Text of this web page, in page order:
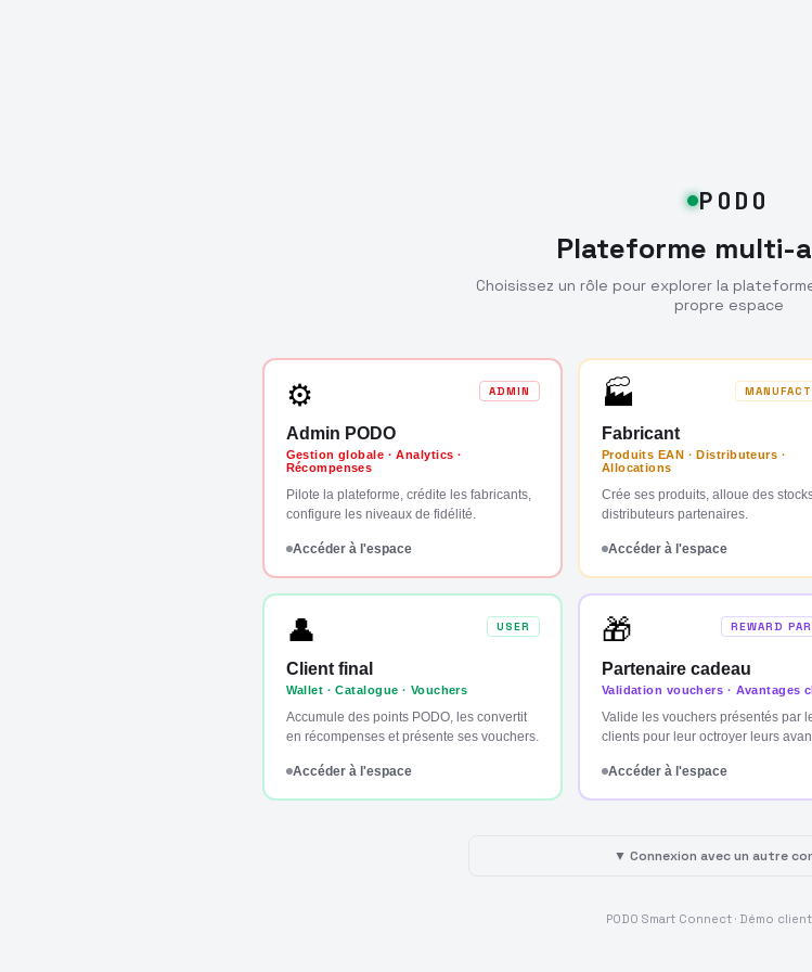
PODO
Plateforme multi-
Choisissez un rôle pour explorer la
propre espace
⚙ ADMIN
Admin PODO
Gestion globale · Analytics ·
Récompenses
Pilote la plateforme, crédite les fabricants,
configure les niveaux de fidélité.
Accéder à l'espace
🏭
Fabricant
Produits EAN · Distributeurs ·
Allocations
Crée ses produits, alloue des
distributeurs partenaires.
Accéder à l'espace
👤 USER
Client final
Wallet · Catalogue · Vouchers
Accumule des points PODO, les convertit
en récompenses et présente ses vouchers.
Accéder à l'espace
🎁 REWARD
Partenaire cadeau
Validation vouchers · Avantages
Valide les vouchers présentés par
clients pour leur octroyer leurs
Accéder à l'espace
▼ Connexion avec un autre
PODO Smart Connect · Démo client